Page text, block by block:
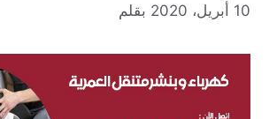
10 أبريل، 2020 بقلم